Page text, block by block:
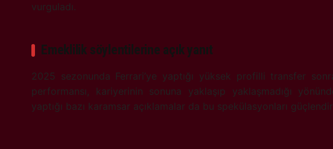
vurguladı.
Emeklilik söylentilerine açık yanıt
2025 sezonunda Ferrari’ye yaptığı yüksek profilli transfer
performansı, kariyerinin sonuna yaklaşıp yaklaşmadığı
yaptığı bazı karamsar açıklamalar da bu spekülasyonları